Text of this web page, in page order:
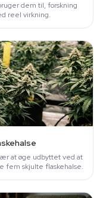
dem til, forskning
reel virkning.
at øge udbyttet ved at
fem skjulte flaskehalse.